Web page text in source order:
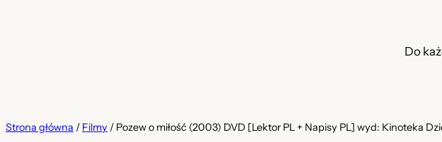
Do
Strona główna / Filmy / Pozew o miłość (2003) DVD [Lektor PL + Napisy PL] wyd: Kinoteka